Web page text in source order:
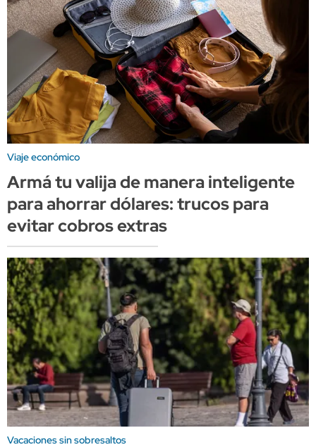
Viaje económico
Armá tu valija de manera inteligente
para ahorrar dólares: trucos para
evitar cobros extras
Vacaciones sin sobresaltos